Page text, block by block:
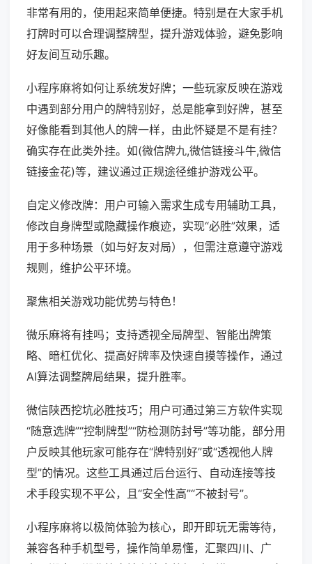
非常有用的，使用起来简单便捷。特别是在大家手机
打牌时可以合理调整牌型，提升游戏体验，避免影响
好友间互动乐趣。
小程序麻将如何让系统发好牌；一些玩家反映在游戏
中遇到部分用户的牌特别好，总是能拿到好牌，甚至
好像能看到其他人的牌一样，由此怀疑是不是有挂？
确实存在此类外挂。如(微信牌九,微信链接斗牛,微信
链接金花)等，建议通过正规途径维护游戏公平。
自定义修改牌：用户可输入需求生成专用辅助工具，
修改自身牌型或隐藏操作痕迹，实现“必胜”效果，适
用于多种场景（如与好友对局），但需注意遵守游戏
规则，维护公平环境。
聚焦相关游戏功能优势与特色！
微乐麻将有挂吗；支持透视全局牌型、智能出牌策
略、暗杠优化、提高好牌率及快速自摸等操作，通过
AI算法调整牌局结果，提升胜率。
微信陕西挖坑必胜技巧；用户可通过第三方软件实现
“随意选牌”“控制牌型”“防检测防封号”等功能，部分用
户反映其他玩家可能存在“牌特别好”或“透视他人牌
型”的情况。这些工具通过后台运行、自动连接等技
术手段实现不平公，且“安全性高”“不被封号”。
小程序麻将以极简体验为核心，即开即玩无需等待，
兼容各种手机型号，操作简单易懂，汇聚四川、广